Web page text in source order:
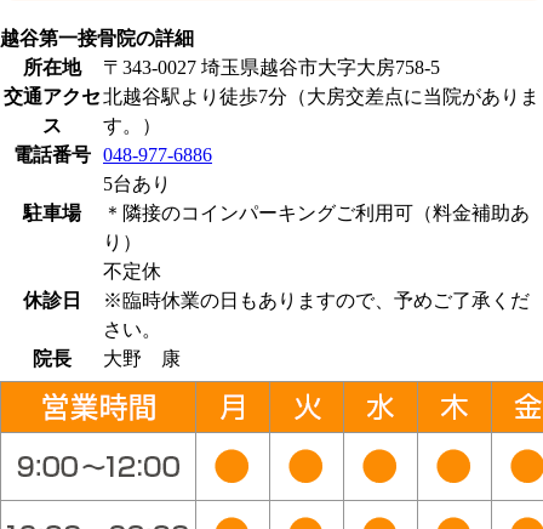
越谷第一接骨院の詳細
所在地
〒343-0027 埼玉県越谷市大字大房758-5
交通アクセ
ス
北越谷駅より徒歩7分（大房交差点に当院がありま
す。）
電話番号
048-977-6886
駐車場
5台あり
＊隣接のコインパーキングご利用可（料金補助あ
り）
休診日
不定休
※臨時休業の日もありますので、予めご了承くだ
さい。
院長
大野 康